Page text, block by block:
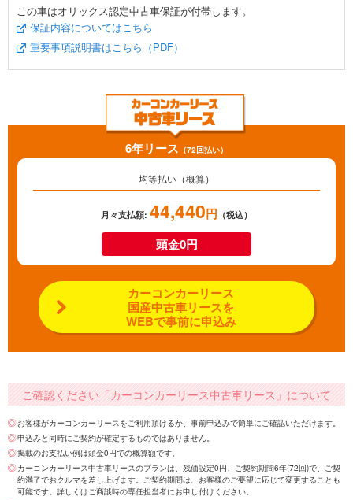
この車はオリックス認定中古車保証が付帯します。
保証内容についてはこちら
重要事項説明書はこちら（PDF）
6年リース （72回払い）
均等払い（概算）
月々支払額: 44,440円 （税込）
頭金0円
カーコンカーリース
国産中古車リースを
WEBで事前に申込み
ご確認ください「カーコンカーリース中古車リース」について
お客様がカーコンカーリースをご利用頂けるか、事前申込みで簡単にご確認いただけます。
申込みと同時にご契約が確定するものではありません。
掲載のお支払い例は頭金0円での概算額です。
カーコンカーリース中古車リースのプランは、残価設定0円、ご契約期間6年(72回)で、ご契
約満了でおクルマを差し上げます。ご契約期間は、お客様のご要望に応じて変更することも
可能です。詳しくはご商談時の専任担当者にお申し付けください。